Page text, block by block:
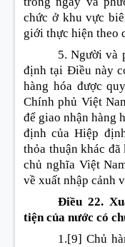
chức ở khu vực
giới thực hiện theo
5. Người và
định tại Điều này
hàng hóa được
Chính phủ Việt
để giao nhận hàng
định của Hiệp
thỏa thuận khác
chủ nghĩa Việt
về xuất nhập cảnh
Điều 22.
tiện của nước có
1.[9] Chủ